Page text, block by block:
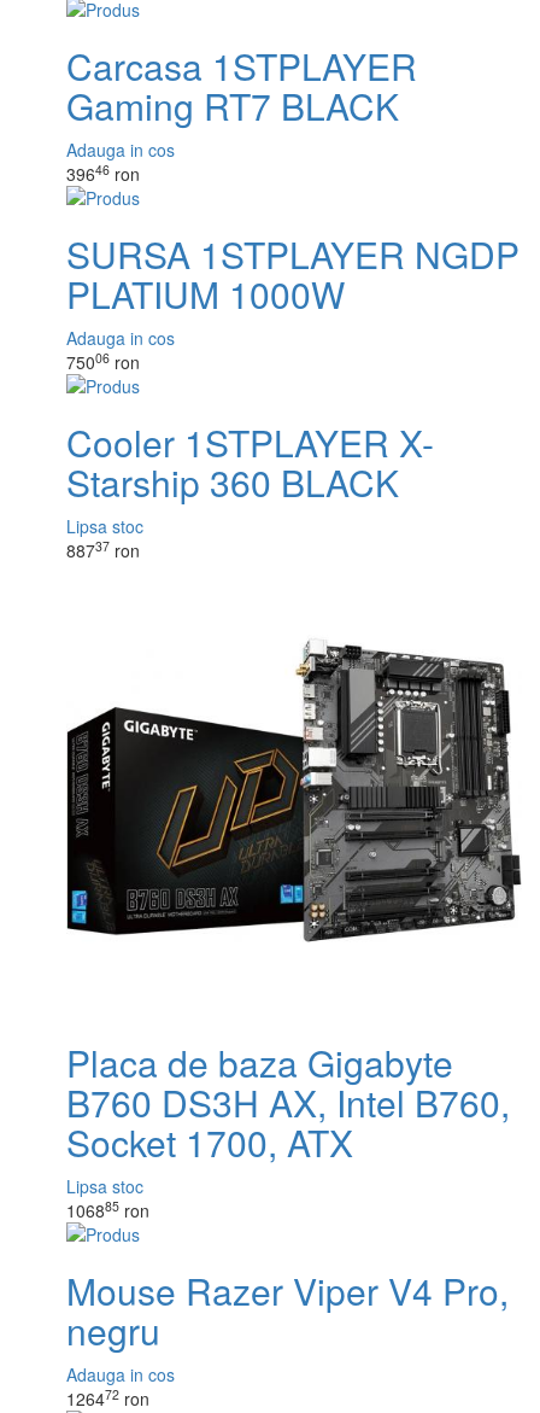
Carcasa 1STPLAYER
Gaming RT7 BLACK
Adauga in cos
39646 ron
SURSA 1STPLAYER NGDP
PLATIUM 1000W
Adauga in cos
75006 ron
Cooler 1STPLAYER X-
Starship 360 BLACK
Lipsa stoc
88737 ron
Placa de baza Gigabyte
B760 DS3H AX, Intel B760,
Socket 1700, ATX
Lipsa stoc
106885 ron
Mouse Razer Viper V4 Pro,
negru
Adauga in cos
126472 ron